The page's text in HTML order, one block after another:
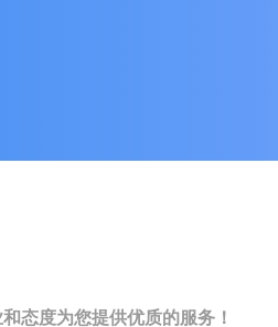
态度为您提供优质的服务！